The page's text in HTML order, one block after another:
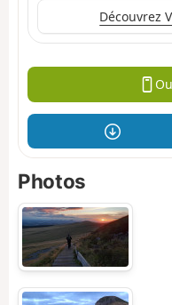
Découvrez
Photos